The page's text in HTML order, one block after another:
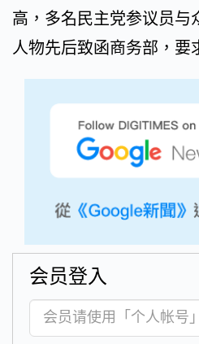
高，多名民主党参议员与
人物先后致函商务部，要
会员登入